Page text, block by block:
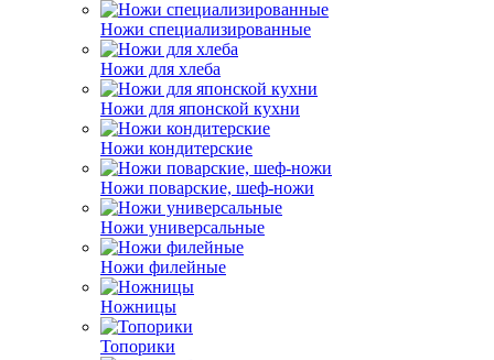
Ножи специализированные
Ножи для хлеба
Ножи для японской кухни
Ножи кондитерские
Ножи поварские, шеф-ножи
Ножи универсальные
Ножи филейные
Ножницы
Топорики